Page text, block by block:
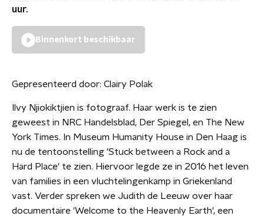
uur.
Binnenkort beschikbaar
Gepresenteerd door: Clairy Polak
Ilvy Njiokiktjien is fotograaf. Haar werk is te zien
geweest in NRC Handelsblad, Der Spiegel, en The New
York Times. In Museum Humanity House in Den Haag is
nu de tentoonstelling 'Stuck between a Rock and a
Hard Place' te zien. Hiervoor legde ze in 2016 het leven
van families in een vluchtelingenkamp in Griekenland
vast. Verder spreken we Judith de Leeuw over haar
documentaire 'Welcome to the Heavenly Earth', een